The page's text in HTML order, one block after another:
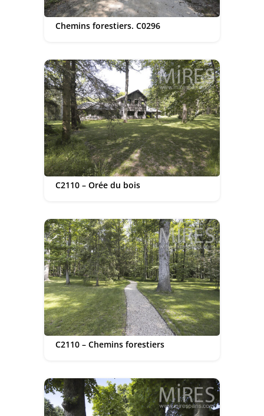
Chemins forestiers. C0296
C2110 – Orée du bois
C2110 – Chemins forestiers